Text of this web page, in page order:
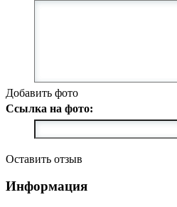
Добавить фото
Ссылка на фото:
Оставить отзыв
Информация